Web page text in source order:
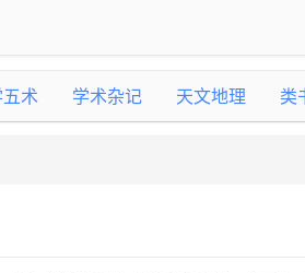
术 学术杂记 天文地理 类